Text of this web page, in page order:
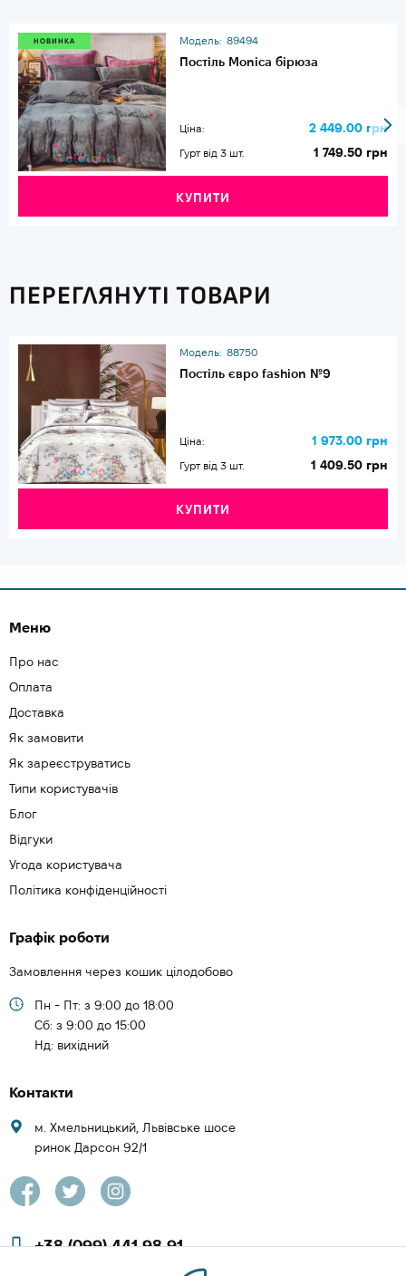
НОВИНКА Модель: 89494
Постіль Monica бірюза
Ціна: 2 449.00 грн
Гурт від 3 шт. 1 749.50 грн
КУПИТИ
ПЕРЕГЛЯНУТІ ТОВАРИ
Модель: 88750
Постіль євро fashion №9
Ціна: 1 973.00 грн
Гурт від 3 шт. 1 409.50 грн
КУПИТИ
Меню
Про нас
Оплата
Доставка
Як замовити
Як зареєструватись
Типи користувачів
Блог
Відгуки
Угода користувача
Політика конфіденційності
Графік роботи
Замовлення через кошик цілодобово
Пн - Пт: з 9:00 до 18:00
Cб: з 9:00 до 15:00
Нд: вихідний
Контакти
м. Хмельницький, Львівське шосе
ринок Дарсон 92/1
+38 (099) 441 98 91
+38 (097) 423 08 00